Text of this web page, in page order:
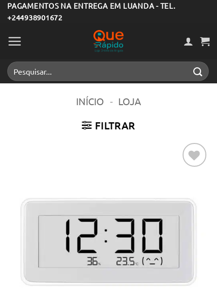
Skip
to
content
PAGAMENTOS NA ENTREGA EM LUANDA - TEL.
+244938901672
Pesquisar
por:
INÍCIO - LOJA
FILTRAR
desejos